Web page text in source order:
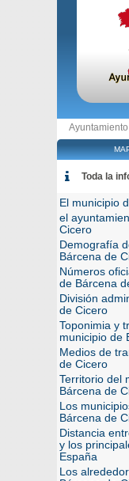
Toda la
El municipio
el
Cicero
Demografía
Bárcena de
Números
de Bárcena
División
de Cicero
Toponimia y
municipio de
Medios de
de Cicero
Territorio del
Bárcena de
Los
Bárcena de
Distancia
y los
España
Los